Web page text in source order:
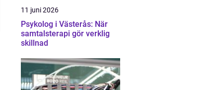
11 juni 2026
Psykolog i Västerås: När
samtalsterapi gör verklig
skillnad